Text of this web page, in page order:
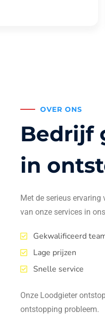
OVER ONS
Bedrijf
in
Met de serieus
van onze services in
Gekwalificeerd
Lage prijzen
Snelle service
Onze Loodgieter
ontstopping probleem.